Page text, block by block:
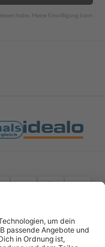
habe. Meine Einwilligung kann
Vertrag widerrufen